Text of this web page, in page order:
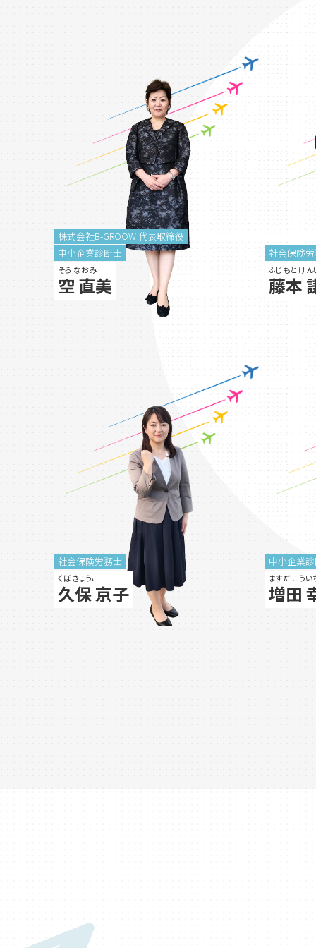
株式会社B-GROOW 代表取締役
中小企業診断士
そら なおみ
空 直美
社会保険
ふじもと けん
藤本
社会保険労務士
くぼ きょうこ
久保 京子
中小企業
ますだ こうい
増田